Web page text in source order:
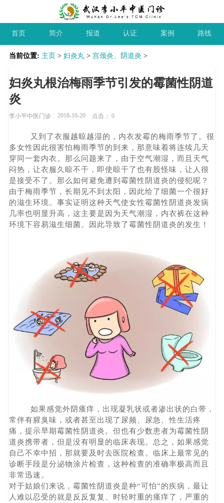
首页 简介 报道 认证 案例 路线
当前位置: 主页> 妇炎丸> 宫颈炎、阴道炎 >
妇炎丸根治梅雨季节引发的霉菌性阴道
炎
李小平中医门诊 2018-10-20 点击：0
又到了衣服越晾越湿的，内衣发霉的梅雨季节了。很
多女性因此很害怕梅雨季节的到来，那意味着将连续几天
穿同一套内衣。那么问题来了，由于空气潮湿，而且天气
闷热，让衣服久晾不干，即使晾干了也有股怪味，让人很
是接受不了。那么如何避免遭到霉菌性阴道炎的侵犯呢？
由于梅雨季节，长期见不到太阳，因此给了细菌一个很好
的滋生环境。事实证明这种天气使女性霉菌性阴道炎发病
几率也明显升高，这主要是因为天气潮湿，内衣裤在这种
环境下容易滋生细菌。因此导致了霉菌性阴道炎的发生！
如果感觉外阴瘙痒，出现凝乳状或者渗出状的白带，
常伴有腥臭味，或者甚至出现了尿频、尿急、性生活疼
痛，提示早期霉菌性阴道炎。但也有少数患者为霉菌性阴
道炎携带者，但是没有明显的临床表现。总之，如果感觉
自己不幸中招，那就要及时去医院检查。临床上最常见的
诊断手段是分泌物涂片检查，这种检查的准确率极高而且
非常迅速。
对于姑娘们来说，霉菌性阴道炎是种“可怕”的疾病，最让
人难以忍受的就是反反复复、时轻时重的瘙痒了，严重的